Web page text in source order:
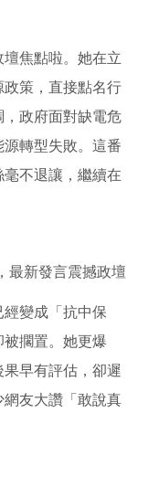
焦點啦。她在立
策，直接點名行
政府面對缺電危
轉型失敗。這番
不退讓，繼續在
變成「抗中保
擱置。她更爆
早有評估，卻遲
友大讚「敢說真